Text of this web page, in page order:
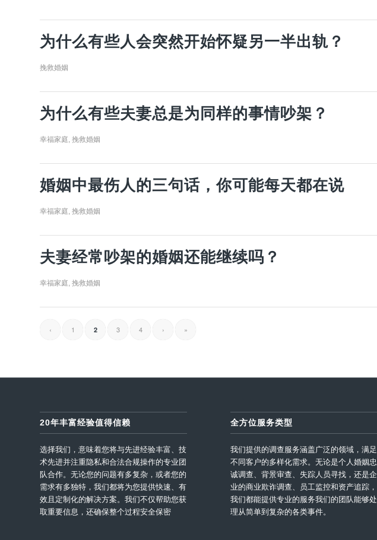
为什么有些人会突然开始怀疑另一半出轨？
挽救婚姻
为什么有些夫妻总是为同样的事情吵架？
幸福家庭 挽救婚姻
婚姻中最伤人的三句话，你可能每天都在说
幸福家庭 挽救婚姻
夫妻经常吵架的婚姻还能继续吗？
幸福家庭 挽救婚姻
‹ 1 2 3 4 › »
20年丰富经验值得信赖
选择我们，意味着您将与先进经验丰富、技
术先进并注重隐私和合法合规操作的专业团
队合作。无论您的问题有多复杂，或者您的
需求有多独特，我们都将为您提供快速、有
效且定制化的解决方案。我们不仅帮助您获
取重要信息，还确保整个过程安全保密
全方位服务类型
我们提供的调查服务涵盖广泛的领域，满足
不同客户的多样化需求。无论是个人婚姻忠
诚调查、背景审查、失踪人员寻找，还是企
业的商业欺诈调查、员工监控和资产追踪，
我们都能提供专业的服务我们的团队能够处
理从简单到复杂的各类事件。